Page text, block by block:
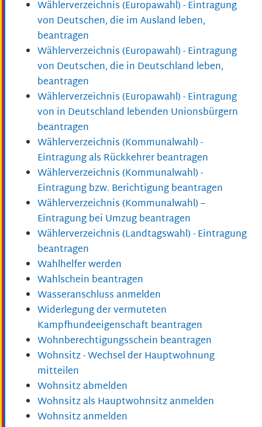
Wählerverzeichnis (Europawahl) - Eintragung
von Deutschen, die im Ausland leben,
beantragen
Wählerverzeichnis (Europawahl) - Eintragung
von Deutschen, die in Deutschland leben,
beantragen
Wählerverzeichnis (Europawahl) - Eintragung
von in Deutschland lebenden Unionsbürgern
beantragen
Wählerverzeichnis (Kommunalwahl) -
Eintragung als Rückkehrer beantragen
Wählerverzeichnis (Kommunalwahl) -
Eintragung bzw. Berichtigung beantragen
Wählerverzeichnis (Kommunalwahl) –
Eintragung bei Umzug beantragen
Wählerverzeichnis (Landtagswahl) - Eintragung
beantragen
Wahlhelfer werden
Wahlschein beantragen
Wasseranschluss anmelden
Widerlegung der vermuteten
Kampfhundeeigenschaft beantragen
Wohnberechtigungsschein beantragen
Wohnsitz - Wechsel der Hauptwohnung
mitteilen
Wohnsitz abmelden
Wohnsitz als Hauptwohnsitz anmelden
Wohnsitz anmelden